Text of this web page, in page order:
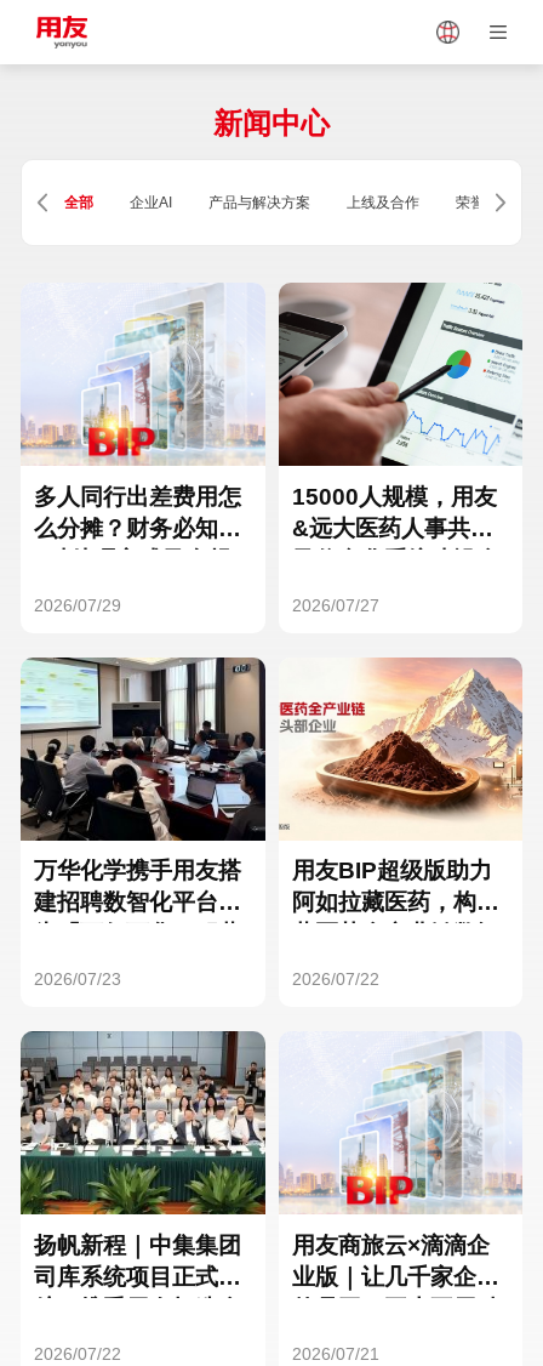
Vietnam
Singapore Malaysia
Thailand
Turkey
Hungary Mexico
Hong Kong Macau
新闻中心
全部 企业AI 产品与解决方案 上线及合作 荣誉及资质
多人同行出差费用怎
么分摊？财务必知的
2026/07/29
15000人规模，用友
&远大医药人事共享
2026/07/27
万华化学携手用友搭
建招聘数智化平台，
2026/07/23
用友BIP超级版助力
阿如拉藏医药，构建
2026/07/22
扬帆新程｜中集集团
司库系统项目正式启
2026/07/22
用友商旅云×滴滴企
业版｜让几千家企业
2026/07/21